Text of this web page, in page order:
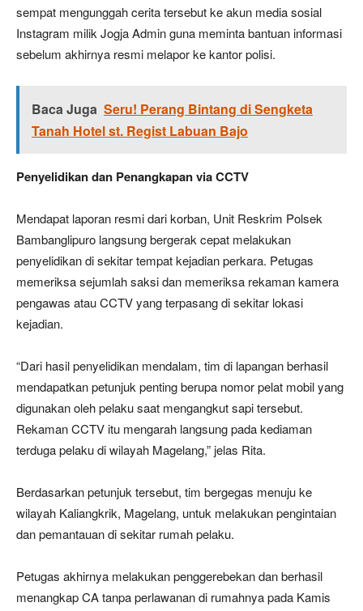
sempat mengunggah cerita tersebut ke akun media sosial
Instagram milik Jogja Admin guna meminta bantuan informasi
sebelum akhirnya resmi melapor ke kantor polisi.
Baca Juga Seru! Perang Bintang di Sengketa
Tanah Hotel st. Regist Labuan Bajo
Penyelidikan dan Penangkapan via CCTV
Mendapat laporan resmi dari korban, Unit Reskrim Polsek
Bambanglipuro langsung bergerak cepat melakukan
penyelidikan di sekitar tempat kejadian perkara. Petugas
memeriksa sejumlah saksi dan memeriksa rekaman kamera
pengawas atau CCTV yang terpasang di sekitar lokasi
kejadian.
“Dari hasil penyelidikan mendalam, tim di lapangan berhasil
mendapatkan petunjuk penting berupa nomor pelat mobil yang
digunakan oleh pelaku saat mengangkut sapi tersebut.
Rekaman CCTV itu mengarah langsung pada kediaman
terduga pelaku di wilayah Magelang,” jelas Rita.
Berdasarkan petunjuk tersebut, tim bergegas menuju ke
wilayah Kaliangkrik, Magelang, untuk melakukan pengintaian
dan pemantauan di sekitar rumah pelaku.
Petugas akhirnya melakukan penggerebekan dan berhasil
menangkap CA tanpa perlawanan di rumahnya pada Kamis